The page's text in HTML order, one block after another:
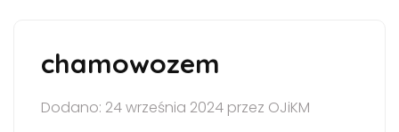
chamowozem
Dodano: 24 września 2024 przez OJiKM